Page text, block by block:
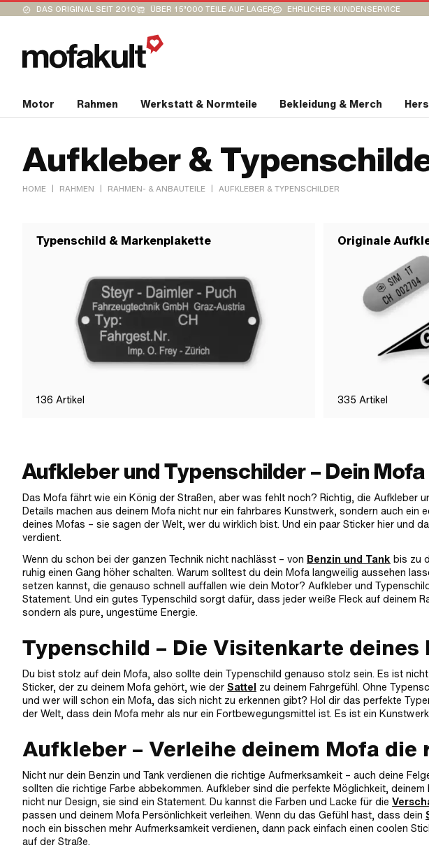
DAS ORIGINAL SEIT 2010 ÜBER 15’000 TEILE AUF LAGER EHRLICHER KUNDENSERVICE
Motor Rahmen Werkstatt & Normteile Bekleidung & Merch
Aufkleber &
HOME | RAHMEN | RAHMEN- & ANBAUTEILE | AUFKLEBER & TYPENSCHILDER
Typenschild & Markenplakette
136 Artikel
Originale
335 Artikel
Aufkleber und Typenschilder – Dein
Das Mofa fährt wie ein König der Straßen, aber was fehlt noch? Richtig, die Aufkleber
Details machen aus deinem Mofa nicht nur ein fahrbares Kunstwerk, sondern auch ein
deines Mofas – sie sagen der Welt, wer du wirklich bist. Und ein paar Sticker hier und
verdient.
Wenn du schon bei der ganzen Technik nicht nachlässt – von Benzin und Tank bis zu
ruhig einen Gang höher schalten. Warum solltest du dein Mofa langweilig aussehen
setzen kannst, die genauso schnell auffallen wie dein Motor? Aufkleber und
Statement. Und ein gutes Typenschild sorgt dafür, dass jeder weiße Fleck auf deinem
sondern als pure, ungestüme Energie.
Typenschild – Die Visitenkarte deines
Du bist stolz auf dein Mofa, also sollte dein Typenschild genauso stolz sein. Es ist
Sticker, der zu deinem Mofa gehört, wie der Sattel zu deinem Fahrgefühl. Ohne
und wer will schon ein Mofa, das sich nicht zu erkennen gibt? Hol dir das perfekte
der Welt, dass dein Mofa mehr als nur ein Fortbewegungsmittel ist. Es ist ein
Aufkleber – Verleihe deinem Mofa die
Nicht nur dein Benzin und Tank verdienen die richtige Aufmerksamkeit – auch deine
sollten die richtige Farbe abbekommen. Aufkleber sind die perfekte Möglichkeit,
nicht nur Design, sie sind ein Statement. Du kannst die Farben und Lacke für die
passen und deinem Mofa Persönlichkeit verleihen. Wenn du das Gefühl hast, dass dein
noch ein bisschen mehr Aufmerksamkeit verdienen, dann pack einfach einen coolen
auf der Straße.